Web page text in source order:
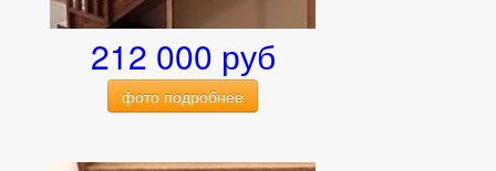
212 000 руб
фото подробнее